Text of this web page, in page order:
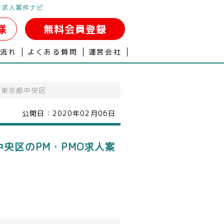
人案件ナビ
無料会員登録
れ よくある質問 運営会社
京都中央区
公開日： 2020年02月06日
区のPM・PMO求人案